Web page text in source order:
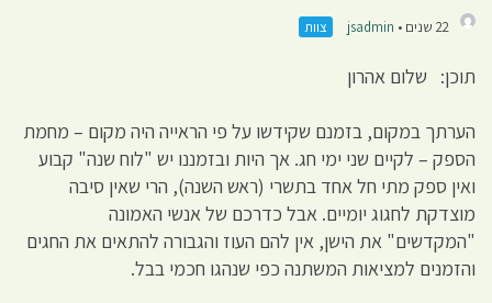
22 שנים • jsadmin צוות
תוכן: שלום אהרון
הערתך במקום, בזמנם שקידשו על פי הראייה היה מקום – מחמת
הספק – לקיים שני ימי חג. אך היות ובזמננו יש "לוח שנה" קבוע
ואין ספק מתי חל אחד בתשרי (ראש השנה), הרי שאין סיבה
מוצדקת לחגוג יומיים. אבל כדרכם של אנשי האמונה
"המקדשים" את הישן, אין להם העוז והגבורה להתאים את החגים
והזמנים למציאות המשתנה כפי שנהגו חכמי בבל.